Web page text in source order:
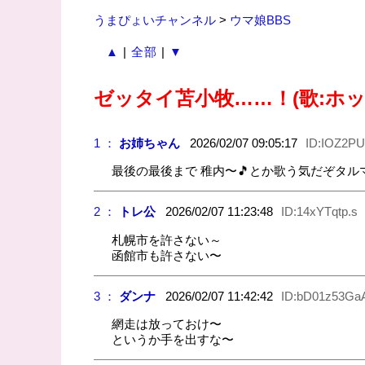
うまぴょいチャンネル> ウマ娘BBS
▲ | 全部 | ▼
ゼッタイ苫小牧……！(歌:ホ
1 ： お姉ちゃん2026/02/07 09:05:17
最後の最後まで 稚内〜🎵とか歌う気だぞタル
2 ： トレ公2026/02/07 11:23:48 ID:14xYTqtp.s
札幌市を許さない～
函館市も許さない〜
3 ： ダンナ2026/02/07 11:42:42
網走は放っておけ〜
というか手を出すな〜